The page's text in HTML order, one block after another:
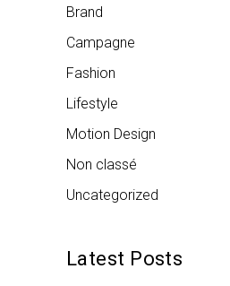
Brand
Campagne
Fashion
Lifestyle
Motion Design
Non classé
Uncategorized
Latest Posts